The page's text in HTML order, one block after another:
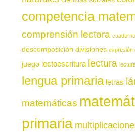
competencia
comprensión lectora
descomposición divisiones expresión
juego lectoescritura lectura
lengua primaria letras
matemáticas
primaria